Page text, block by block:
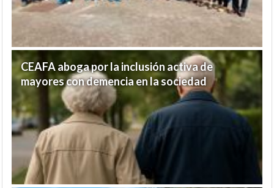
CEAFA aboga por la inclusión activa de
mayores con demencia en la sociedad